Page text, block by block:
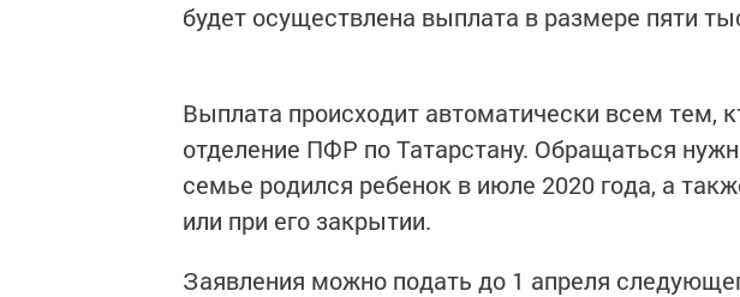
будет осуществлена выплата в размере пяти
Выплата происходит автоматически всем тем,
отделение ПФР по Татарстану. Обращаться
семье родился ребенок в июле 2020 года, а
или при его закрытии.
Заявления можно подать до 1 апреля